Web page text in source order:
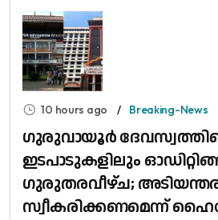
10 hours ago Breaking-News
ഗുരുവായൂർ
ഇടപാടുകളിലും
ഗുരുതരവീഴ്ച;
സ്വീകരിക്കണമെന്ന്